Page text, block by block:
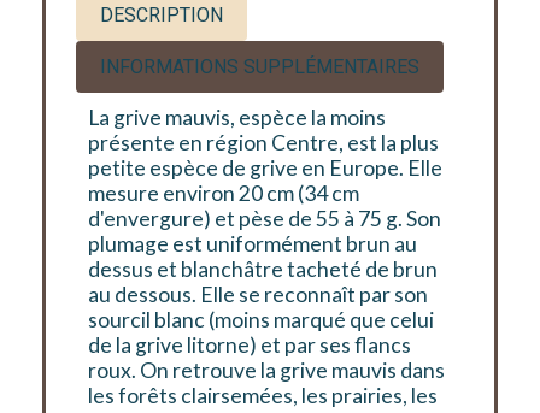
DESCRIPTION
INFORMATIONS SUPPLÉMENTAIRES
La grive mauvis, espèce la moins
présente en région Centre, est la plus
petite espèce de grive en Europe. Elle
mesure environ 20 cm (34 cm
d'envergure) et pèse de 55 à 75 g. Son
plumage est uniformément brun au
dessus et blanchâtre tacheté de brun
au dessous. Elle se reconnaît par son
sourcil blanc (moins marqué que celui
de la grive litorne) et par ses flancs
roux. On retrouve la grive mauvis dans
les forêts clairsemées, les prairies, les